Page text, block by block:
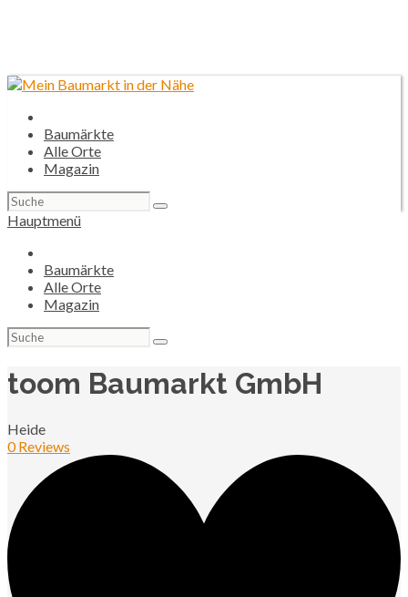
Baumärkte
Alle Orte
Magazin
Suchen
nach:
Hauptmenü
Baumärkte
Alle Orte
Magazin
Suchen
nach:
toom Baumarkt GmbH
Heide
0 Reviews